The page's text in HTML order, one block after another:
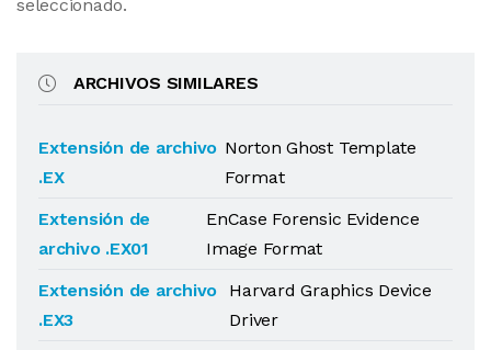
seleccionado.
ARCHIVOS SIMILARES
Extensión de archivo
.EX
Norton Ghost Template
Format
Extensión de
archivo .EX01
EnCase Forensic Evidence
Image Format
Extensión de archivo
.EX3
Harvard Graphics Device
Driver